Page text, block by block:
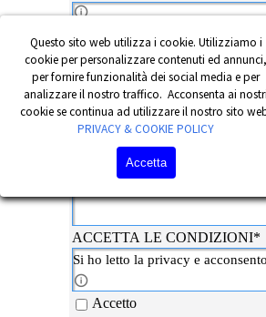
Questo sito web utilizza i cookie. Utilizziamo i
cookie per personalizzare contenuti ed annunci,
per fornire funzionalità dei social media e per
analizzare il nostro traffico. Acconsenta ai nostri
cookie se continua ad utilizzare il nostro sito
PRIVACY & COOKIE POLICY
Accetta
DIGITA IL TUO NOME
digita il tuo nome e cognome
NUMERO TELEFONO*
MESSAGGIO-*
DIGITA IL TESTO DA
ACCETTA LE CONDIZIONI*
Si ho letto la privacy e
Accetto
ACCETTA LE CONDIZIONI